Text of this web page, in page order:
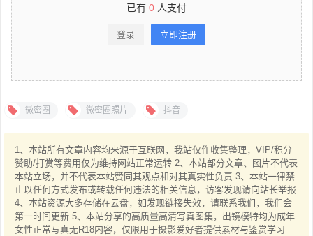
已有 0 人支付
登录 立即注册
微密圈 微密圈照片 抖音
1、本站所有文章内容均来源于互联网，我站仅作收集整理，VIP/积分
赞助/打赏等费用仅为维持网站正常运转 2、本站部分文章、图片不代表
本站立场，并不代表本站赞同其观点和对其真实性负责 3、本站一律禁
止以任何方式发布或转载任何违法的相关信息，访客发现请向站长举报
4、本站资源大多存储在云盘，如发现链接失效，请联系我们，我们会
第一时间更新 5、本站分享的高质量高清写真图集，出镜模特均为成年
女性正常写真无R18内容，仅限用于摄影爱好者提供素材与鉴赏学习